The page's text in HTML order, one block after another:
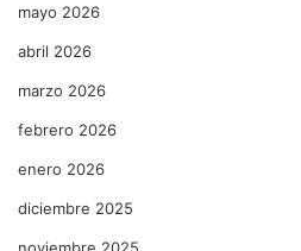
mayo 2026
abril 2026
marzo 2026
febrero 2026
enero 2026
diciembre 2025
noviembre 2025